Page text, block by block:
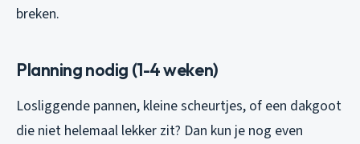
breken.
Planning nodig (1-4 weken)
Losliggende pannen, kleine scheurtjes, of een dakgoot
die niet helemaal lekker zit? Dan kun je nog even